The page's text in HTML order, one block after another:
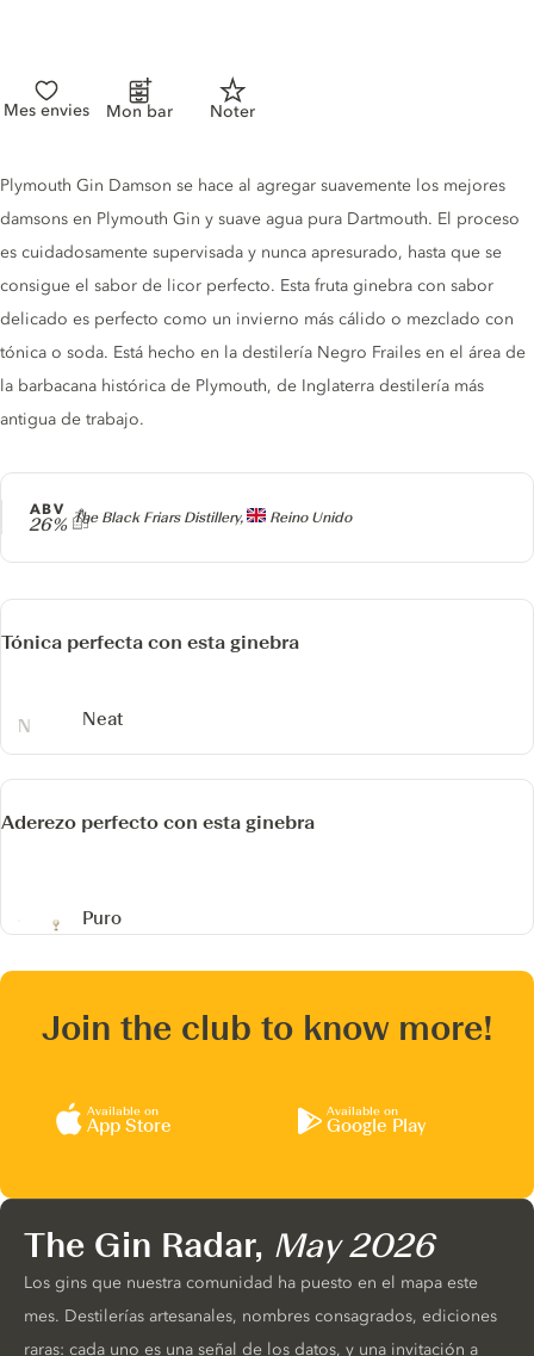
Mes envies Mon bar Noter
Producer
The Black Friars Distillery, Reino Unido
ABV
26%
Gin description
Plymouth Gin Damson se hace al agregar suavemente los mejores
damsons en Plymouth Gin y suave agua pura Dartmouth. El proceso
es cuidadosamente supervisada y nunca apresurado, hasta que se
consigue el sabor de licor perfecto. Esta fruta ginebra con sabor
delicado es perfecto como un invierno más cálido o mezclado con
tónica o soda. Está hecho en la destilería Negro Frailes en el área de
la barbacana histórica de Plymouth, de Inglaterra destilería más
antigua de trabajo.
Tónica perfecta con esta ginebra
Neat
Aderezo perfecto con esta ginebra
Puro
Join the club to know more!
Available on
App Store
Available on
Google Play
The Gin Radar, May 2026
Los gins que nuestra comunidad ha puesto en el mapa este
mes. Destilerías artesanales, nombres consagrados, ediciones
raras: cada uno es una señal de los datos, y una invitación a